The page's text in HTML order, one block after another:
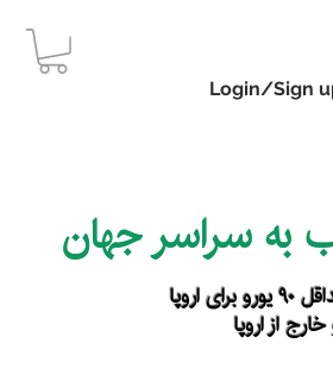
Login/Sign
به سراسر جهان
اروپا